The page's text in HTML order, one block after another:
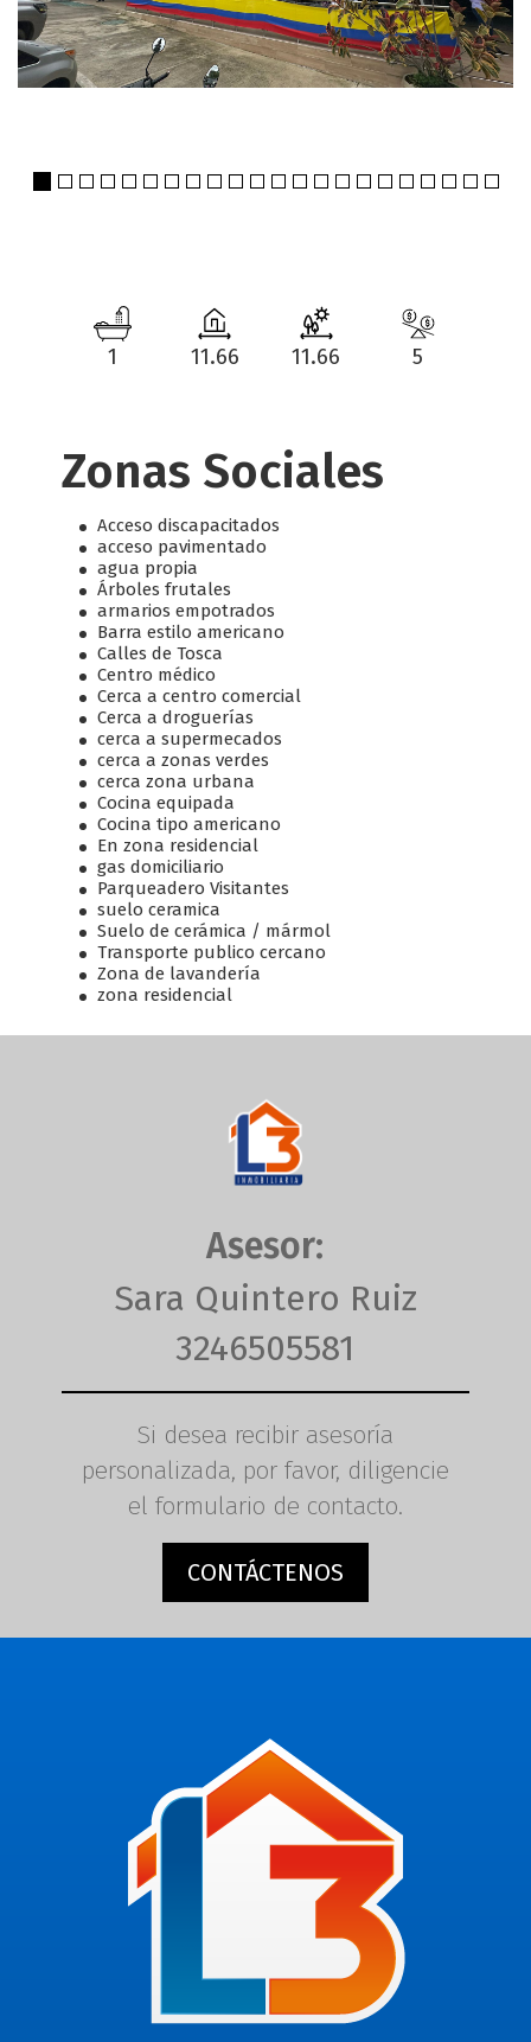
1 11.66 11.66 5
Zonas Sociales
Acceso discapacitados
acceso pavimentado
agua propia
Árboles frutales
armarios empotrados
Barra estilo americano
Calles de Tosca
Centro médico
Cerca a centro comercial
Cerca a droguerías
cerca a supermecados
cerca a zonas verdes
cerca zona urbana
Cocina equipada
Cocina tipo americano
En zona residencial
gas domiciliario
Parqueadero Visitantes
suelo ceramica
Suelo de cerámica / mármol
Transporte publico cercano
Zona de lavandería
zona residencial
Asesor:
Sara Quintero Ruiz
3246505581
Si desea recibir asesoría
personalizada, por favor, diligencie
el formulario de contacto.
CONTÁCTENOS